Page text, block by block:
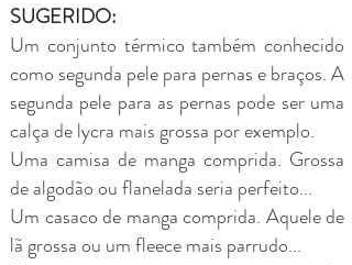
SUGERIDO:
Um conjunto térmico também conhecido
como segunda pele para pernas e braços. A
segunda pele para as pernas pode ser uma
calça de lycra mais grossa por exemplo.
Uma camisa de manga comprida. Grossa
de algodão ou flanelada seria perfeito...
Um casaco de manga comprida. Aquele de
lã grossa ou um fleece mais parrudo...